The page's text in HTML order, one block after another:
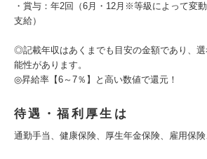
・賞与：年2回（6月・12月※等級によって変
支給）
◎記載年収はあくまでも目安の金額であり、
能性があります。
◎昇給率【6～7％】と高い数値で還元！
待遇・福利厚生は
通勤手当、健康保険、厚生年金保険、雇用保